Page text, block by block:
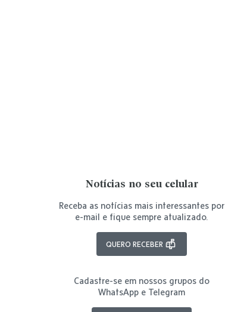
Notícias no seu celular
Receba as notícias mais interessantes por
e-mail e fique sempre atualizado.
QUERO RECEBER
Cadastre-se em nossos grupos do
WhatsApp e Telegram